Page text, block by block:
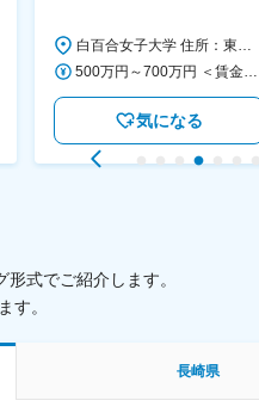
大学
白百合女子大学 住所：東京都調布市緑ヶ丘1-25 勤務地最寄駅：京王線／仙川駅 受動喫煙対策：屋内全面禁煙 変更の範囲：会社の定める事業所
500万円～700万円 ＜賃金形態＞ 月給制 ＜賃金内訳＞ 月額（基本給）：280,000円～430,000円 ＜月給＞ 280,000円～430,000円 ＜昇給有無＞ 有 ＜残業手当＞ 有 ＜給与補足＞ ※年齢・過去の経験に基づき、本学規定に合わせ決定 【残業手当】有 /残業時間に応じて全額支給（※想定年収に含む） 【各種手当】扶養手当/住宅手当/通勤手当 等 【賞与】年2回（6月、12月） 【昇給】年1回（4月） 賃金はあくまでも目安の金額であり、選考を通じて上下する可能性があります。 月給(月額)は固定手当を含めた表記です。
気になる
式でご紹介します。
す。
長崎県